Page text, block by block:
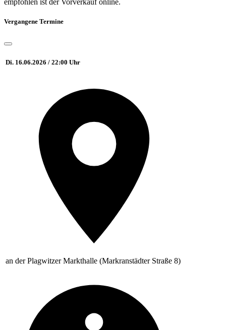
Vergangene Termine
Di. 16.06.2026 / 22:00 Uhr
an der Plagwitzer Markthalle (Markranstädter Straße 8)